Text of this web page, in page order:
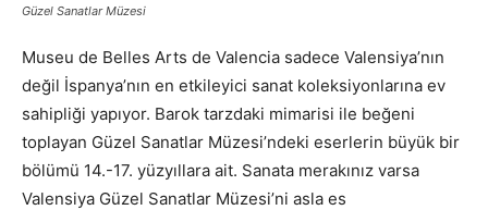
Güzel Sanatlar Müzesi
Museu de Belles Arts de Valencia sadece Valensiya’nın
değil İspanya’nın en etkileyici sanat koleksiyonlarına ev
sahipliği yapıyor. Barok tarzdaki mimarisi ile beğeni
toplayan Güzel Sanatlar Müzesi’ndeki eserlerin büyük bir
bölümü 14.-17. yüzyıllara ait. Sanata merakınız varsa
Valensiya Güzel Sanatlar Müzesi’ni asla es